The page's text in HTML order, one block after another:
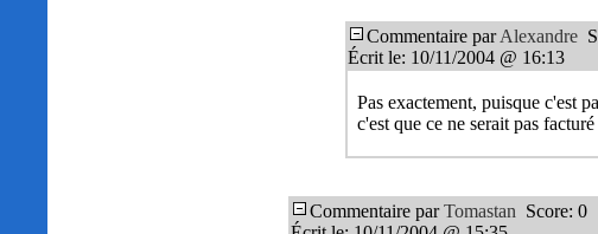
Commentaire parAlexandre
Écrit le: 10/11/2004 @ 16:13
Pas exactement, puisque c'est
c'est que ce ne serait pas
Commentaire parTomastan Score: 0